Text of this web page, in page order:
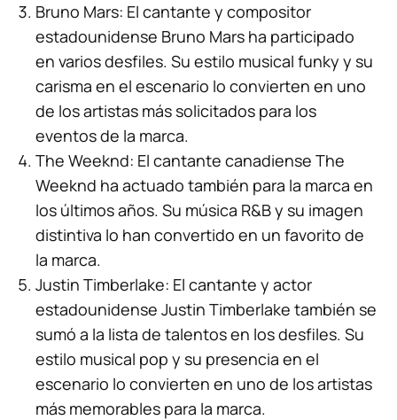
Bruno Mars: El cantante y compositor
estadounidense Bruno Mars ha participado
en varios desfiles. Su estilo musical funky y su
carisma en el escenario lo convierten en uno
de los artistas más solicitados para los
eventos de la marca.
The Weeknd: El cantante canadiense The
Weeknd ha actuado también para la marca en
los últimos años. Su música R&B y su imagen
distintiva lo han convertido en un favorito de
la marca.
Justin Timberlake: El cantante y actor
estadounidense Justin Timberlake también se
sumó a la lista de talentos en los desfiles. Su
estilo musical pop y su presencia en el
escenario lo convierten en uno de los artistas
más memorables para la marca.